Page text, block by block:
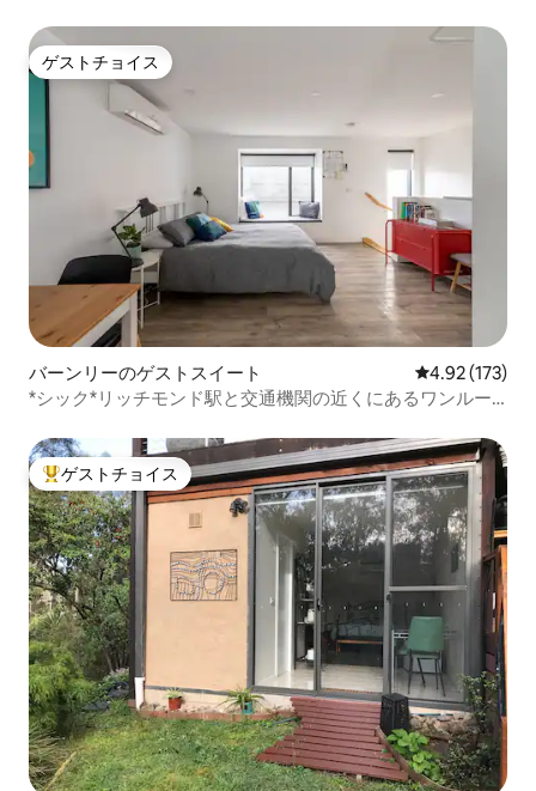
ゲストチョイス
ゲストチョイス
バーンリーのゲストスイート レビュー173
4.92 (173)
*シック*リッチモンド駅と交通機関の近くにあるワンルー
大好評のゲストチョイスです。
ゲストチョイス